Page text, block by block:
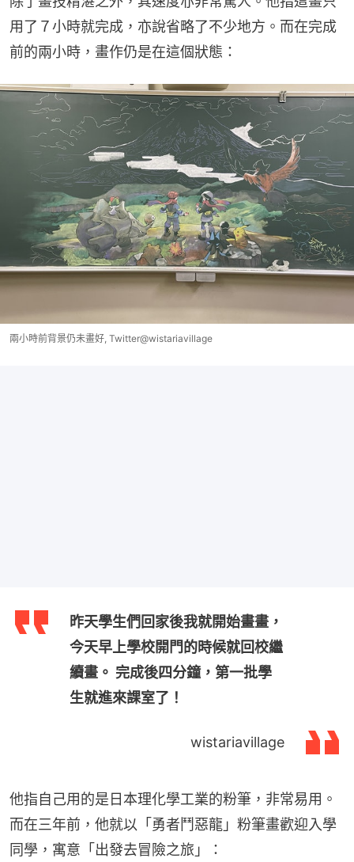
用了７小時就完成，亦說省略了不少地方。而在完成
前的兩小時，畫作仍是在這個狀態：
兩小時前背景仍未畫好, Twitter@wistariavillage
昨天學生們回家後我就開始畫畫，
今天早上學校開門的時候就回校繼
續畫。 完成後四分鐘，第一批學
生就進來課室了！
wistariavillage
他指自己用的是日本理化學工業的粉筆，非常易用。
而在三年前，他就以「勇者鬥惡龍」粉筆畫歡迎入學
同學，寓意「出發去冒險之旅」：